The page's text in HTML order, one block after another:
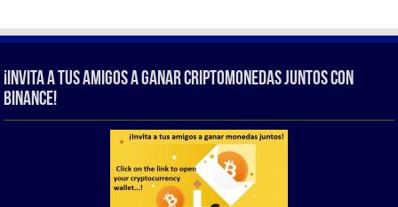
¡Invita a tus amigos a ganar criptomonedas juntos con
Binance!